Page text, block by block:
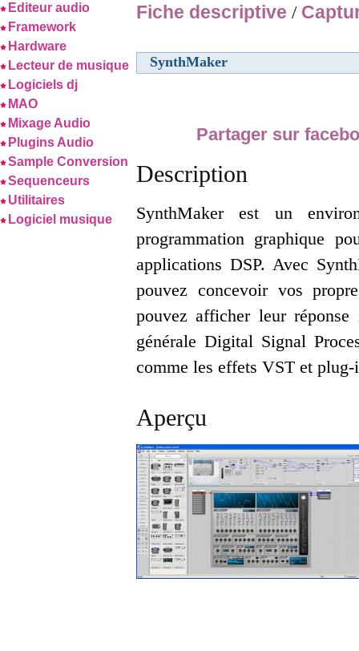
Editeur audio
Framework
Hardware
Lecteur de musique
Logiciels dj
MAO
Mixage Audio
Plugins Audio
Sample Conversion
Sequenceurs
Utilitaires
Logiciel musique
Fiche descriptive /
SynthMaker
Partager sur
Description
SynthMaker est un
programmation graphique
applications DSP. Avec
pouvez concevoir vos
pouvez afficher leur
générale Digital Signal
comme les effets VST et
Aperçu